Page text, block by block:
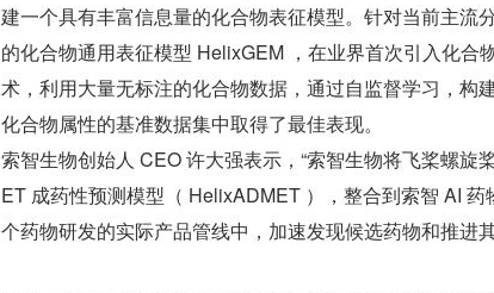
建一个具有丰富信息量的化合物表征模型。针对当前主流
的化合物通用表征模型 HelixGEM ，在业界首次引入化合
术，利用大量无标注的化合物数据，通过自监督学习，构
化合物属性的基准数据集中取得了最佳表现。
索智生物创始人 CEO 许大强表示，“索智生物将飞桨螺旋
ET 成药性预测模型（ HelixADMET ），整合到索智 AI 药
个药物研发的实际产品管线中，加速发现候选药物和推进